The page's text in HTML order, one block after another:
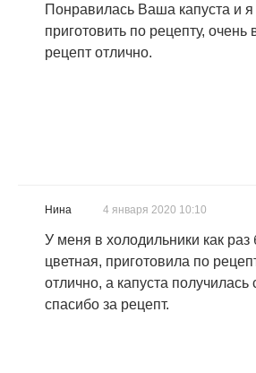
Понравилась Ваша капуста и
приготовить по рецепту, очень
рецепт отлично.
Нина 4 января 2020 10:10
У меня в холодильники как раз
цветная, приготовила по
отлично, а капуста получилась
спасибо за рецепт.